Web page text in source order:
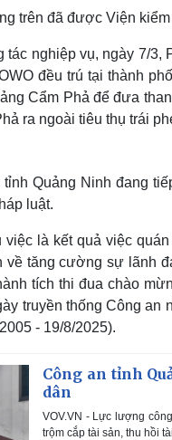
Tình yêu - Gia đình
trên đã được Viện
tác nghiệp vụ, ngày 7/
đều trú tại thành
Cẩm Phả để đưa
ra ngoài tiêu thụ trái
Quảng Ninh đang
luật.
là kết quả việc
về tăng cường sự lãnh
tích thi đua chào
truyền thống Công an
- 19/8/2025).
Công an tỉnh
dân
VOV.VN - Lực lượng
trộm cắp tài sản, thu hồi